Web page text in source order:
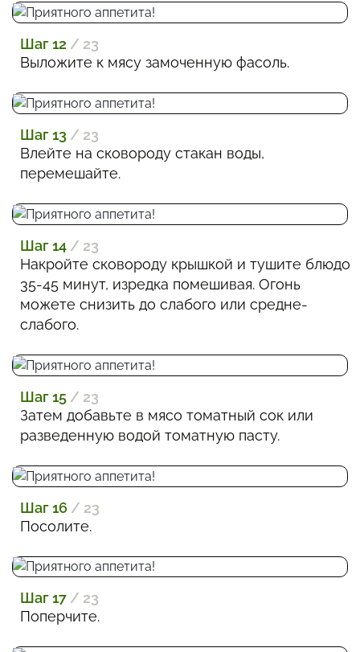
Шаг 12 / 23
Выложите к мясу замоченную фасоль.
Шаг 13 / 23
Влейте на сковороду стакан воды,
перемешайте.
Шаг 14 / 23
Накройте сковороду крышкой и тушите блюдо
35-45 минут, изредка помешивая. Огонь
можете снизить до слабого или средне-
слабого.
Шаг 15 / 23
Затем добавьте в мясо томатный сок или
разведенную водой томатную пасту.
Шаг 16 / 23
Посолите.
Шаг 17 / 23
Поперчите.